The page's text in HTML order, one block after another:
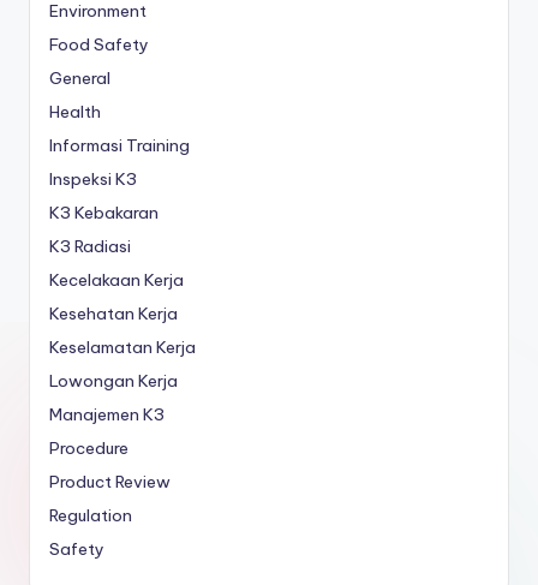
Environment
Food Safety
General
Health
Informasi Training
Inspeksi K3
K3 Kebakaran
K3 Radiasi
Kecelakaan Kerja
Kesehatan Kerja
Keselamatan Kerja
Lowongan Kerja
Manajemen K3
Procedure
Product Review
Regulation
Safety